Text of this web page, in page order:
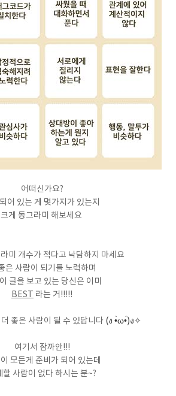
어떠신가요?
어 있는 게 몇가지가 있는지
크게 동그라미 해보세요
미 개수가 적다고 낙담하지 마세요
은 사람이 되기를 노력하며
글을 보고 있는 당신은 이미
BEST
라는 거!!!!!
좋은 사람이 될 수 있답니다 (ง •̀ω•́)ง✧
여기서 잠까안!!!
모든게 준비가 되어 있는데
할 사람이 없다 하시는 분~?